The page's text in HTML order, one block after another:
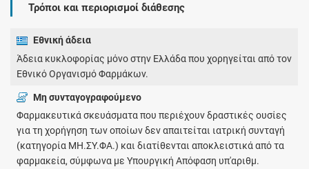
Τρόποι και περιορισμοί διάθεσης
Εθνική άδεια
Άδεια κυκλοφορίας μόνο στην Ελλάδα που χορηγείται από τον
Εθνικό Οργανισμό Φαρμάκων.
Μη συνταγογραφούμενο
Φαρμακευτικά σκευάσματα που περιέχουν δραστικές ουσίες
για τη χορήγηση των οποίων δεν απαιτείται ιατρική συνταγή
(κατηγορία ΜΗ.ΣΥ.ΦΑ.) και διατίθενται αποκλειστικά από τα
φαρμακεία, σύμφωνα με Υπουργική Απόφαση υπ'αριθμ.